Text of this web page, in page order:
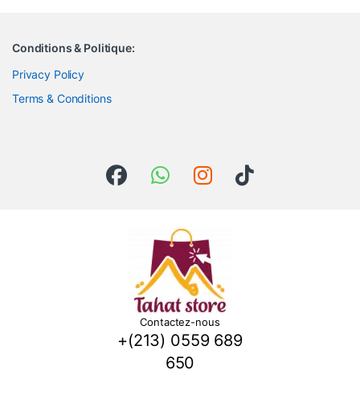
Conditions & Politique:
Privacy Policy
Terms & Conditions
Contactez-nous
+(213) 0559 689
650